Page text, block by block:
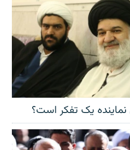
نماینده یک تفکر است؟